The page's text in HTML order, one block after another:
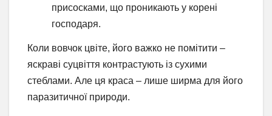
присосками, що проникають у корені
господаря.
Коли вовчок цвіте, його важко не помітити –
яскраві суцвіття контрастують із сухими
стеблами. Але ця краса – лише ширма для його
паразитичної природи.